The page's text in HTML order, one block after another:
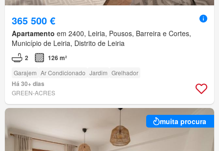
365 500 €
Apartamento em 2400, Leiria, Pousos, Barreira e Cortes,
Município de Leiria, Distrito de Leiria
2 126 m²
Garajem Ar Condicionado Jardim Grelhador
Há 30+ dias
GREEN-ACRES
muita procura